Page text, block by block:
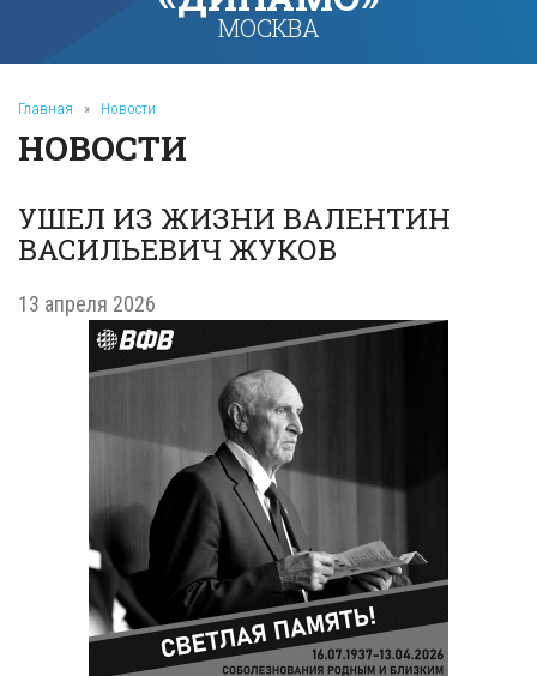
МОСКВА
Главная » Новости
НОВОСТИ
УШЕЛ ИЗ ЖИЗНИ ВАЛЕНТИН
ВАСИЛЬЕВИЧ ЖУКОВ
13 апреля 2026